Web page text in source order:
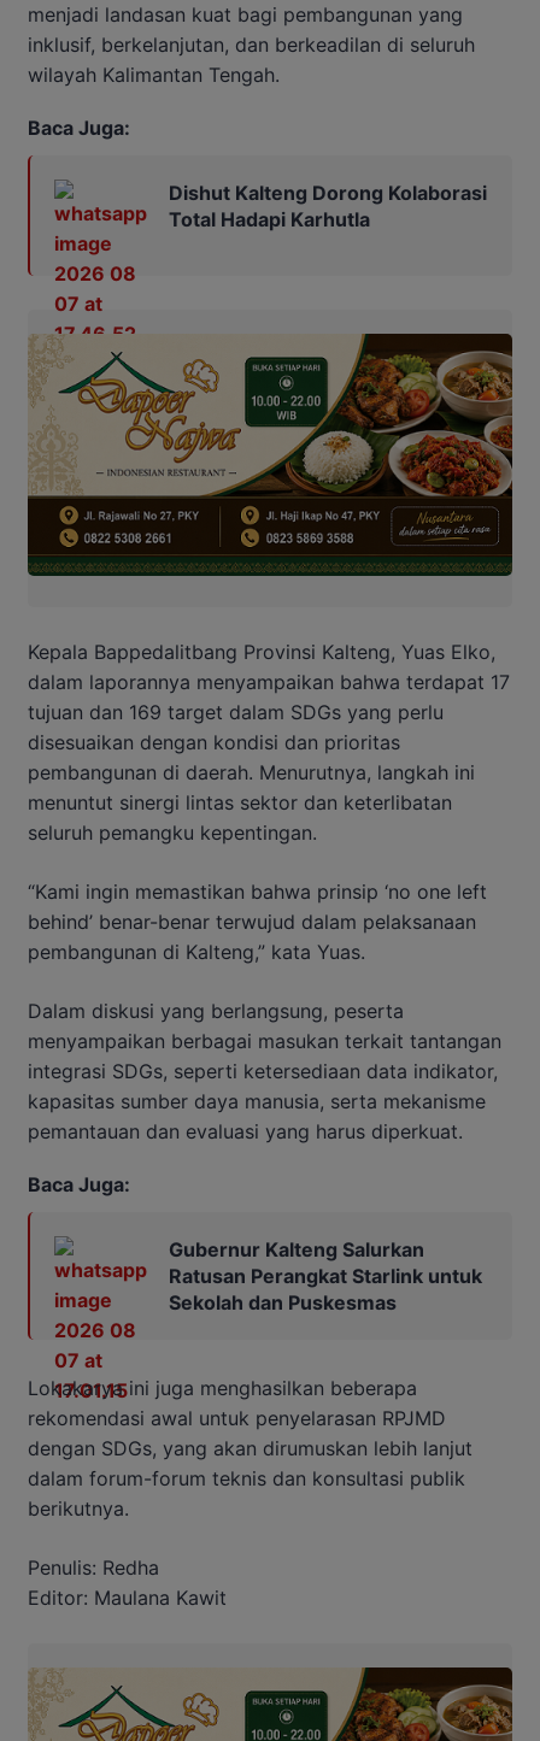
menjadi landasan kuat bagi pembangunan yang
inklusif, berkelanjutan, dan berkeadilan di seluruh
wilayah Kalimantan Tengah.
Baca Juga:
Dishut Kalteng Dorong Kolaborasi
Total Hadapi Karhutla
Kepala Bappedalitbang Provinsi Kalteng, Yuas Elko,
dalam laporannya menyampaikan bahwa terdapat 17
tujuan dan 169 target dalam SDGs yang perlu
disesuaikan dengan kondisi dan prioritas
pembangunan di daerah. Menurutnya, langkah ini
menuntut sinergi lintas sektor dan keterlibatan
seluruh pemangku kepentingan.
“Kami ingin memastikan bahwa prinsip ‘no one left
behind’ benar-benar terwujud dalam pelaksanaan
pembangunan di Kalteng,” kata Yuas.
Dalam diskusi yang berlangsung, peserta
menyampaikan berbagai masukan terkait tantangan
integrasi SDGs, seperti ketersediaan data indikator,
kapasitas sumber daya manusia, serta mekanisme
pemantauan dan evaluasi yang harus diperkuat.
Baca Juga:
Gubernur Kalteng Salurkan
Ratusan Perangkat Starlink untuk
Sekolah dan Puskesmas
Lokakarya ini juga menghasilkan beberapa
rekomendasi awal untuk penyelarasan RPJMD
dengan SDGs, yang akan dirumuskan lebih lanjut
dalam forum-forum teknis dan konsultasi publik
berikutnya.
Penulis: Redha
Editor: Maulana Kawit